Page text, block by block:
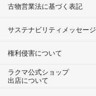
古物営業法に基づく表記
サステナビリティメッセージ
権利侵害について
ラクマ公式ショップ
出店について